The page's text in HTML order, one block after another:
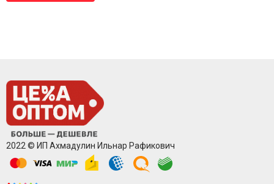
2022 © ИП Ахмадулин Ильнар Рафикович